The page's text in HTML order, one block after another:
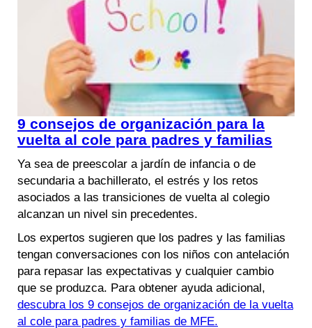
9 consejos de organización para la
vuelta al cole para padres y familias
Ya sea de preescolar a jardín de infancia o de
secundaria a bachillerato, el estrés y los retos
asociados a las transiciones de vuelta al colegio
alcanzan un nivel sin precedentes.
Los expertos sugieren que los padres y las familias
tengan conversaciones con los niños con antelación
para repasar las expectativas y cualquier cambio
que se produzca. Para obtener ayuda adicional,
descubra los 9 consejos de organización de la vuelta
al cole para padres y familias de MFE.